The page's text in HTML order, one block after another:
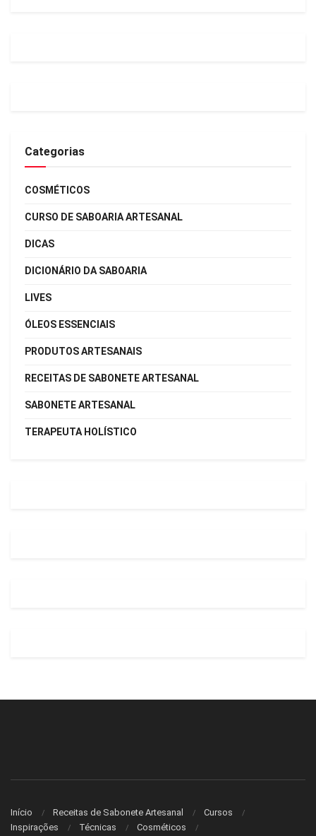
Categorias
COSMÉTICOS
CURSO DE SABOARIA ARTESANAL
DICAS
DICIONÁRIO DA SABOARIA
LIVES
ÓLEOS ESSENCIAIS
PRODUTOS ARTESANAIS
RECEITAS DE SABONETE ARTESANAL
SABONETE ARTESANAL
TERAPEUTA HOLÍSTICO
Início Receitas de Sabonete Artesanal
Cursos
Inspirações
Técnicas Cosméticos